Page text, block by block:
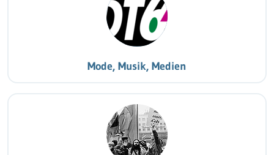
Mode, Musik, Medien